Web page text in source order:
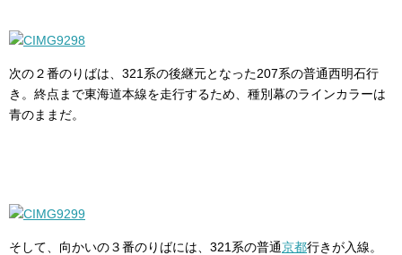
次の２番のりばは、321系の後継元となった207系の普通西明石行
き。終点まで東海道本線を走行するため、種別幕のラインカラーは
青のままだ。
そして、向かいの３番のりばには、321系の普通京都行きが入線。